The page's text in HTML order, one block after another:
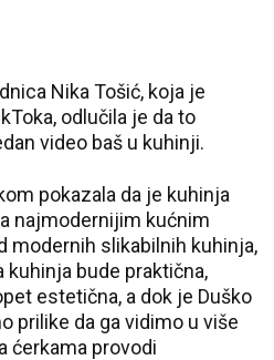
Nika Tošić, koja je
odlučila je da to
video baš u kuhinji.
pokazala da je kuhinja
najmodernijim kućnim
modernih slikabilnih kuhinja,
kuhinja bude praktična,
estetična, a dok je Duško
prilike da ga vidimo u više
ćerkama provodi